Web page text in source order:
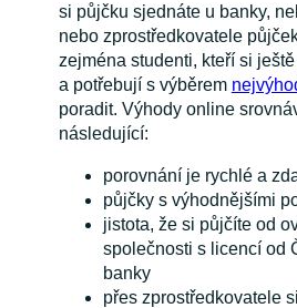
si půjčku sjednáte u banky,
nebo zprostředkovatele
zejména studenti, kteří si
a potřebují s výběrem
poradit. Výhody online
následující:
porovnání je rychlé a
půjčky s výhodnějšími
jistota, že si půjčíte od
společnosti s licencí od
banky
přes zprostředkovatele